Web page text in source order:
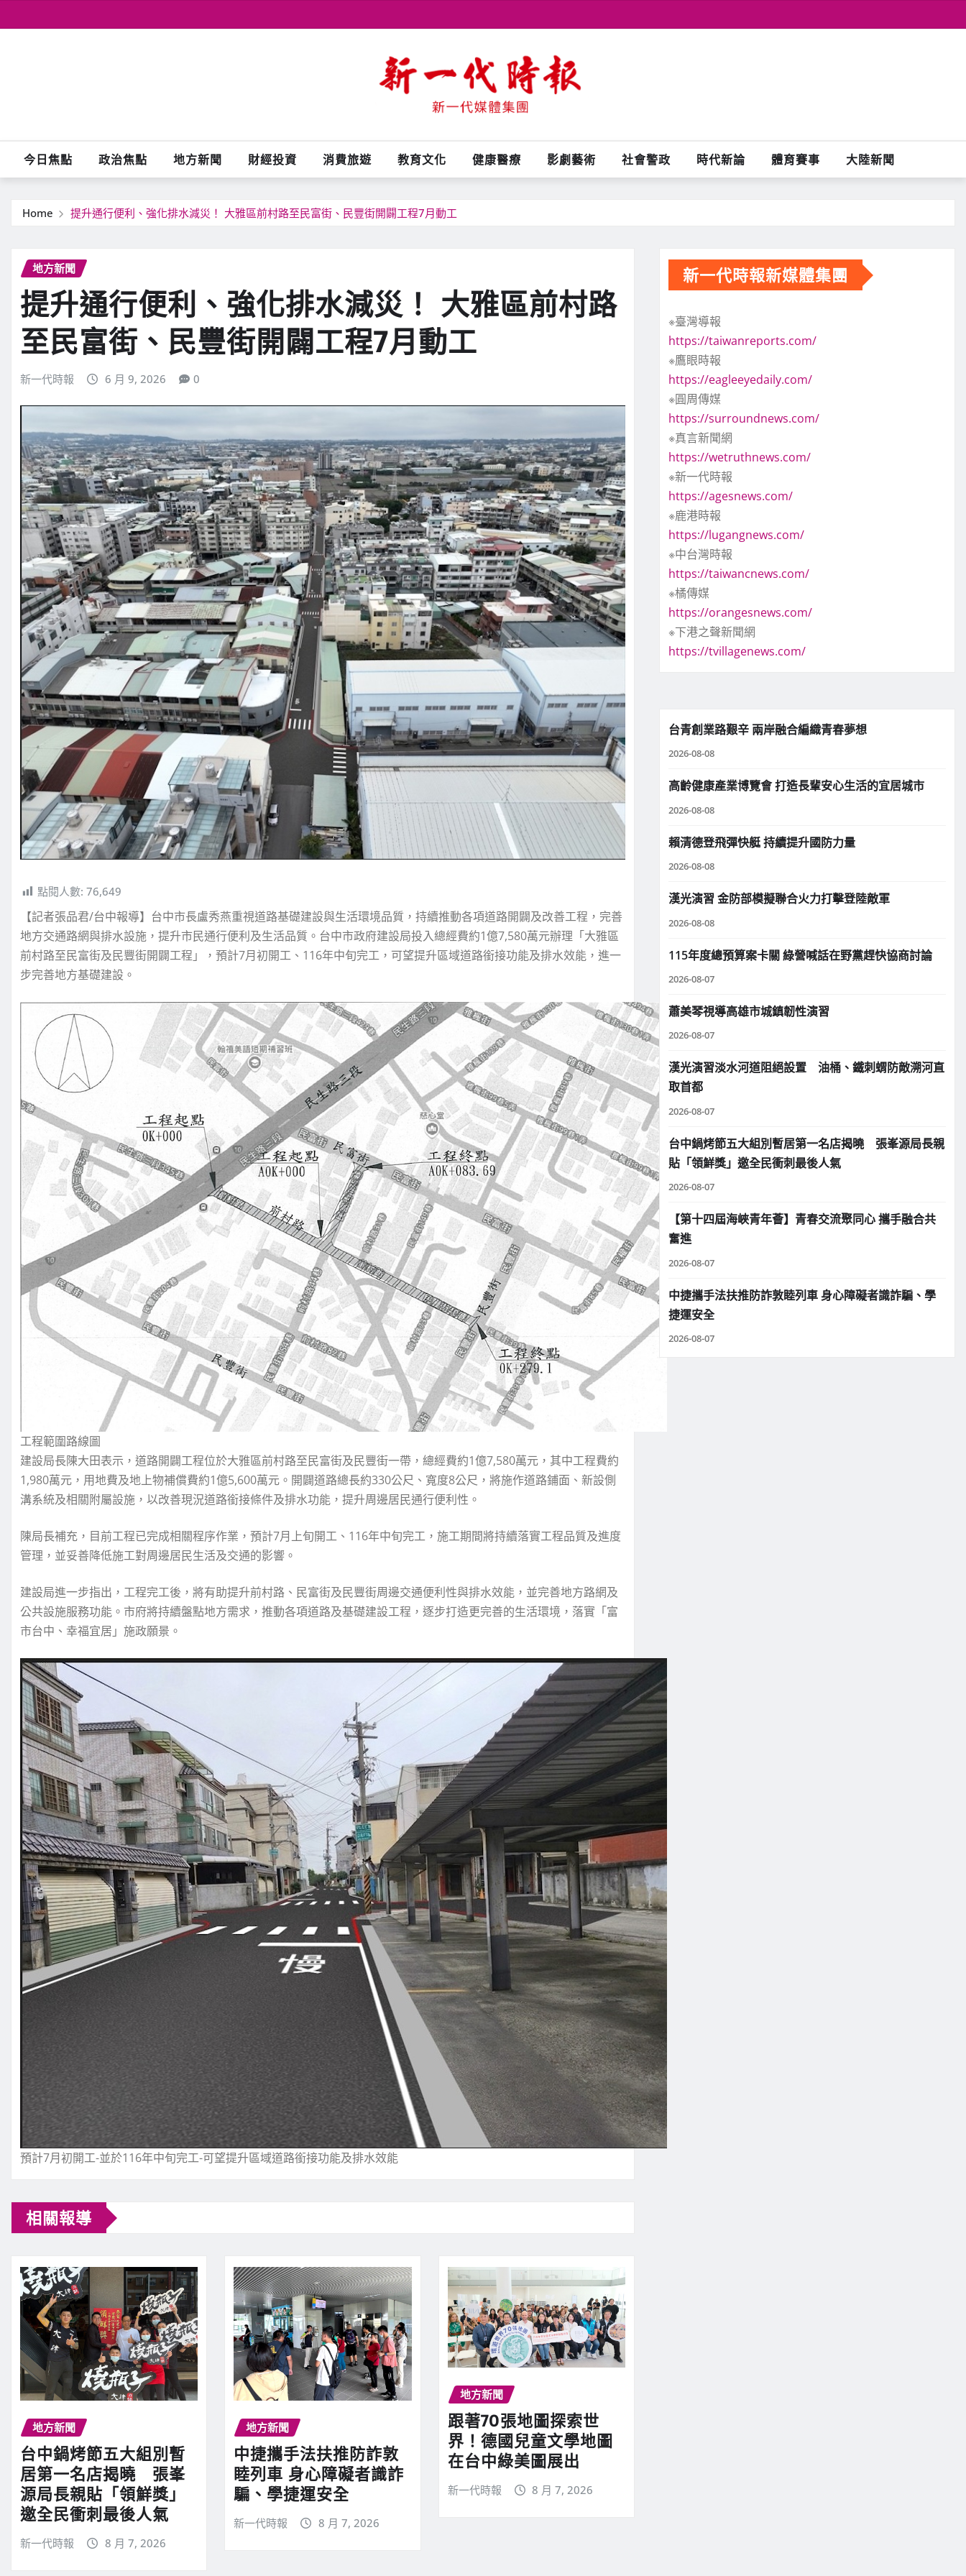
to
今日焦點 政治焦點 地方新聞 財經投資 消費旅遊 教育文化 健康醫療 影劇藝術 社會警政 時代新論 體育賽事 大陸新聞
Home 提升通行便利、強化排水減災！ 大雅區前村路至民富街、民豐街開闢工程7月動工
地方新聞
提升通行便利、強化排水減災！ 大雅區前村路
至民富街、民豐街開闢工程7月動工
新一代時報 6 月 9, 2026 0
點閱人數: 76,649
【記者張品君/台中報導】台中市長盧秀燕重視道路基礎建設與生活環境品質，持續推動各項道路開闢及改善工程，完善
地方交通路網與排水設施，提升市民通行便利及生活品質。台中市政府建設局投入總經費約1億7,580萬元辦理「大雅區
前村路至民富街及民豐街開闢工程」，預計7月初開工、116年中旬完工，可望提升區域道路銜接功能及排水效能，進一
步完善地方基礎建設。
工程範圍路線圖
建設局長陳大田表示，道路開闢工程位於大雅區前村路至民富街及民豐街一帶，總經費約1億7,580萬元，其中工程費約
1,980萬元，用地費及地上物補償費約1億5,600萬元。開闢道路總長約330公尺、寬度8公尺，將施作道路鋪面、新設側
溝系統及相關附屬設施，以改善現況道路銜接條件及排水功能，提升周邊居民通行便利性。
陳局長補充，目前工程已完成相關程序作業，預計7月上旬開工、116年中旬完工，施工期間將持續落實工程品質及進度
管理，並妥善降低施工對周邊居民生活及交通的影響。
建設局進一步指出，工程完工後，將有助提升前村路、民富街及民豐街周邊交通便利性與排水效能，並完善地方路網及
公共設施服務功能。市府將持續盤點地方需求，推動各項道路及基礎建設工程，逐步打造更完善的生活環境，落實「富
市台中、幸福宜居」施政願景。
預計7月初開工-並於116年中旬完工-可望提升區域道路銜接功能及排水效能
相關報導
地方新聞
台中鍋烤節五大組別暫
居第一名店揭曉 張峯
源局長親貼「領鮮獎」
邀全民衝刺最後人氣
新一代時報 8 月 7, 2026
地方新聞
中捷攜手法扶推防詐敦
睦列車 身心障礙者識詐
騙、學捷運安全
新一代時報 8 月 7, 2026
地方新聞
跟著70張地圖探索世
界！德國兒童文學地圖
在台中綠美圖展出
新一代時報 8 月 7, 2026
新一代時報新媒體集團
※臺灣導報
https://taiwanreports.com/
※鷹眼時報
https://eagleeyedaily.com/
※圓周傳媒
https://surroundnews.com/
※真言新聞網
https://wetruthnews.com/
※新一代時報
https://agesnews.com/
※鹿港時報
https://lugangnews.com/
※中台灣時報
https://taiwancnews.com/
※橘傳媒
https://orangesnews.com/
※下港之聲新聞網
https://tvillagenews.com/
台青創業路艱辛 兩岸融合編織青春夢想
2026-08-08
高齡健康產業博覽會 打造長輩安心生活的宜居城市
2026-08-08
賴清德登飛彈快艇 持續提升國防力量
2026-08-08
漢光演習 金防部模擬聯合火力打擊登陸敵軍
2026-08-08
115年度總預算案卡關 綠營喊話在野黨趕快協商討論
2026-08-07
蕭美琴視導高雄市城鎮韌性演習
2026-08-07
漢光演習淡水河道阻絕設置 油桶、鐵刺蝟防敵溯河直
取首都
2026-08-07
台中鍋烤節五大組別暫居第一名店揭曉 張峯源局長親
貼「領鮮獎」邀全民衝刺最後人氣
2026-08-07
【第十四屆海峽青年薈】青春交流聚同心 攜手融合共
奮進
2026-08-07
中捷攜手法扶推防詐敦睦列車 身心障礙者識詐騙、學
捷運安全
2026-08-07